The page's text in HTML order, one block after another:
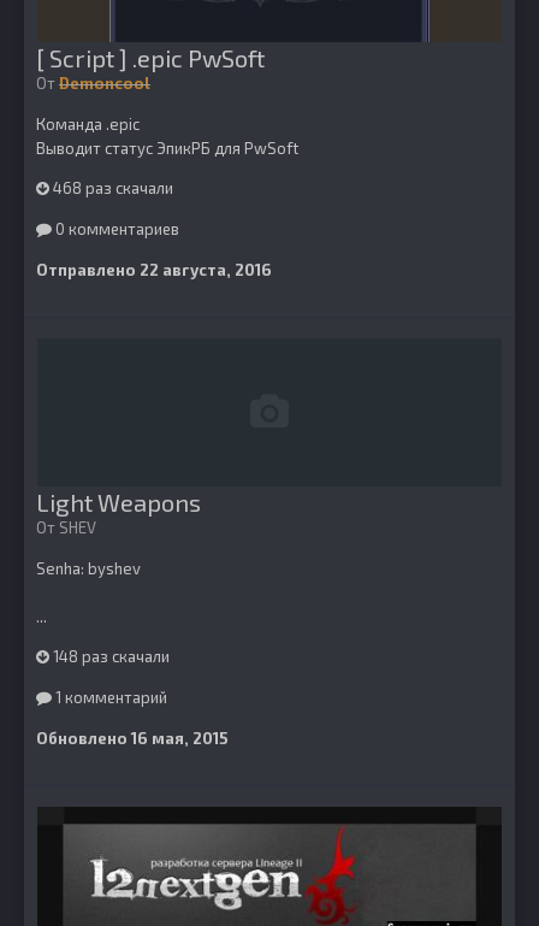
[ Script ] .epic PwSoft
ОтDemoncool
Команда .epic
Выводит статус ЭпикРБ для PwSoft
468 раз скачали
0 комментариев
Отправлено 22 августа, 2016
Light Weapons
От SHEV
Senha: byshev
...
148 раз скачали
1 комментарий
Обновлено16 мая, 2015